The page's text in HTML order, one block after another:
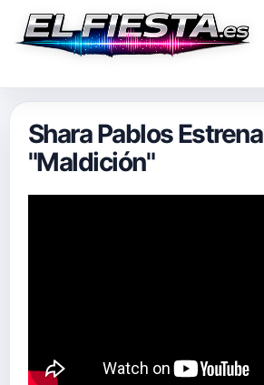
Shara Pablos Estrena
"Maldición"